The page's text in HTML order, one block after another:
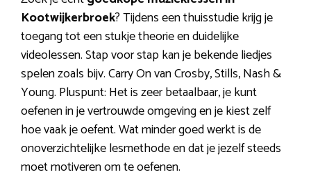
Kootwijkerbroek? Tijdens een thuisstudie krijg je
toegang tot een stukje theorie en duidelijke
videolessen. Stap voor stap kan je bekende liedjes
spelen zoals bijv. Carry On van Crosby, Stills, Nash &
Young. Pluspunt: Het is zeer betaalbaar, je kunt
oefenen in je vertrouwde omgeving en je kiest zelf
hoe vaak je oefent. Wat minder goed werkt is de
onoverzichtelijke lesmethode en dat je jezelf steeds
moet motiveren om te oefenen.